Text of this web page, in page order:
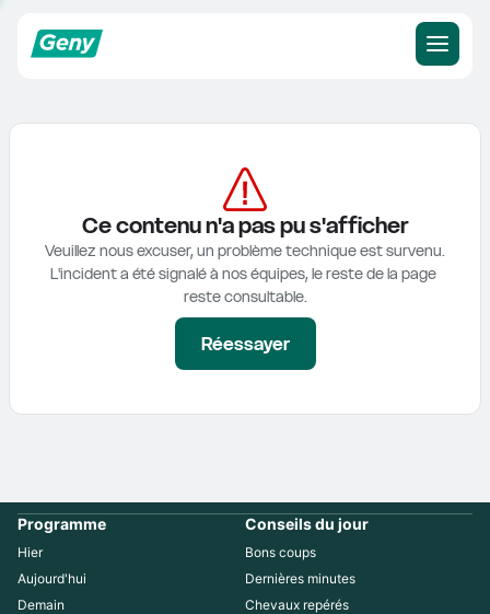
Ce contenu n'a pas pu s'afficher
Veuillez nous excuser, un problème technique est survenu.
L'incident a été signalé à nos équipes, le reste de la page
reste consultable.
Réessayer
Programme
Hier
Aujourd'hui
Demain
Conseils du jour
Bons coups
Dernières minutes
Chevaux repérés